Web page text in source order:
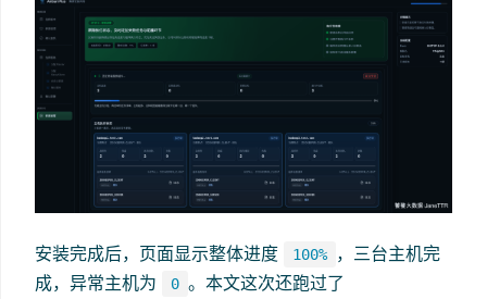
安装完成后，页面显示整体进度 100%
，三台主机完
成，异常主机为
0 。本文这次还跑过了